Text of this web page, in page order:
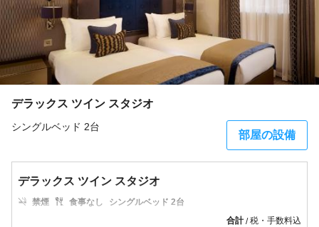
デラックス ツイン スタジオ
シングルベッド 2台
部屋の設備
デラックス ツイン スタジオ
禁煙 食事なし
シングルベッド 2台
合計/税・手数料込